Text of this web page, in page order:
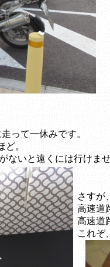
さすが
高速道
高速道
これぞ
って一休みです。
ど。
ないと遠くには行けま